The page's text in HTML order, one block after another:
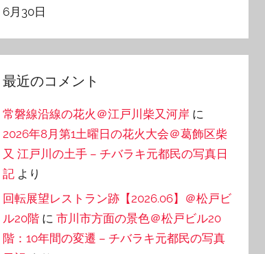
6月30日
最近のコメント
常磐線沿線の花火＠江戸川柴又河岸 に
2026年8月第1土曜日の花火大会＠葛飾区柴
又 江戸川の土手 – チバラキ元都民の写真日
記 より
回転展望レストラン跡【2026.06】＠松戸ビ
ル20階 に市川市方面の景色＠松戸ビル20
階：10年間の変遷 – チバラキ元都民の写真